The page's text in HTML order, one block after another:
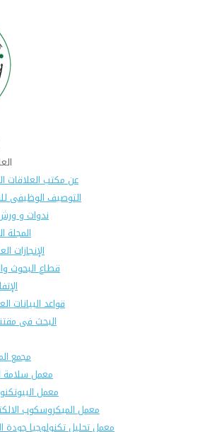
عن مكتب العلاقات
التوصيف الوظيفى
ندوات و
المجلة
الإنجازات
قطاع البحوث
قواعد البيانات
البحث فى
مجمع
معمل سلامة
معمل
معمل الميكروسكوب
معمل تحليل تكنولوجيا جودة